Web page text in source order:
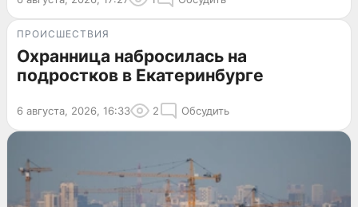
ПРОИСШЕСТВИЯ
Охранница набросилась на
подростков в Екатеринбурге
6 августа, 2026, 16:33 2 Обсудить